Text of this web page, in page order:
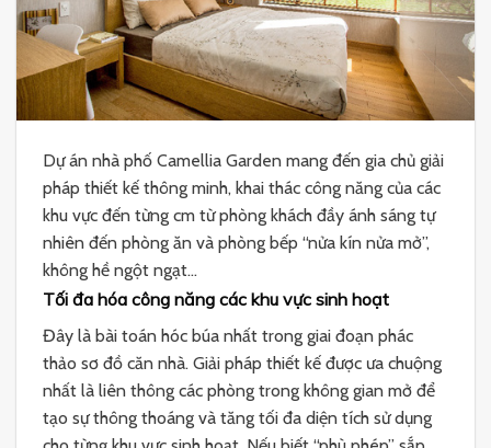
Dự án nhà phố Camellia Garden mang đến gia chủ giải
pháp thiết kế thông minh, khai thác công năng của các
khu vực đến từng cm từ phòng khách đầy ánh sáng tự
nhiên đến phòng ăn và phòng bếp “nửa kín nửa mở”,
không hề ngột ngạt…
Tối đa hóa công năng các khu vực sinh hoạt
Đây là bài toán hóc búa nhất trong giai đoạn phác
thảo sơ đồ căn nhà. Giải pháp thiết kế được ưa chuộng
nhất là liên thông các phòng trong không gian mở để
tạo sự thông thoáng và tăng tối đa diện tích sử dụng